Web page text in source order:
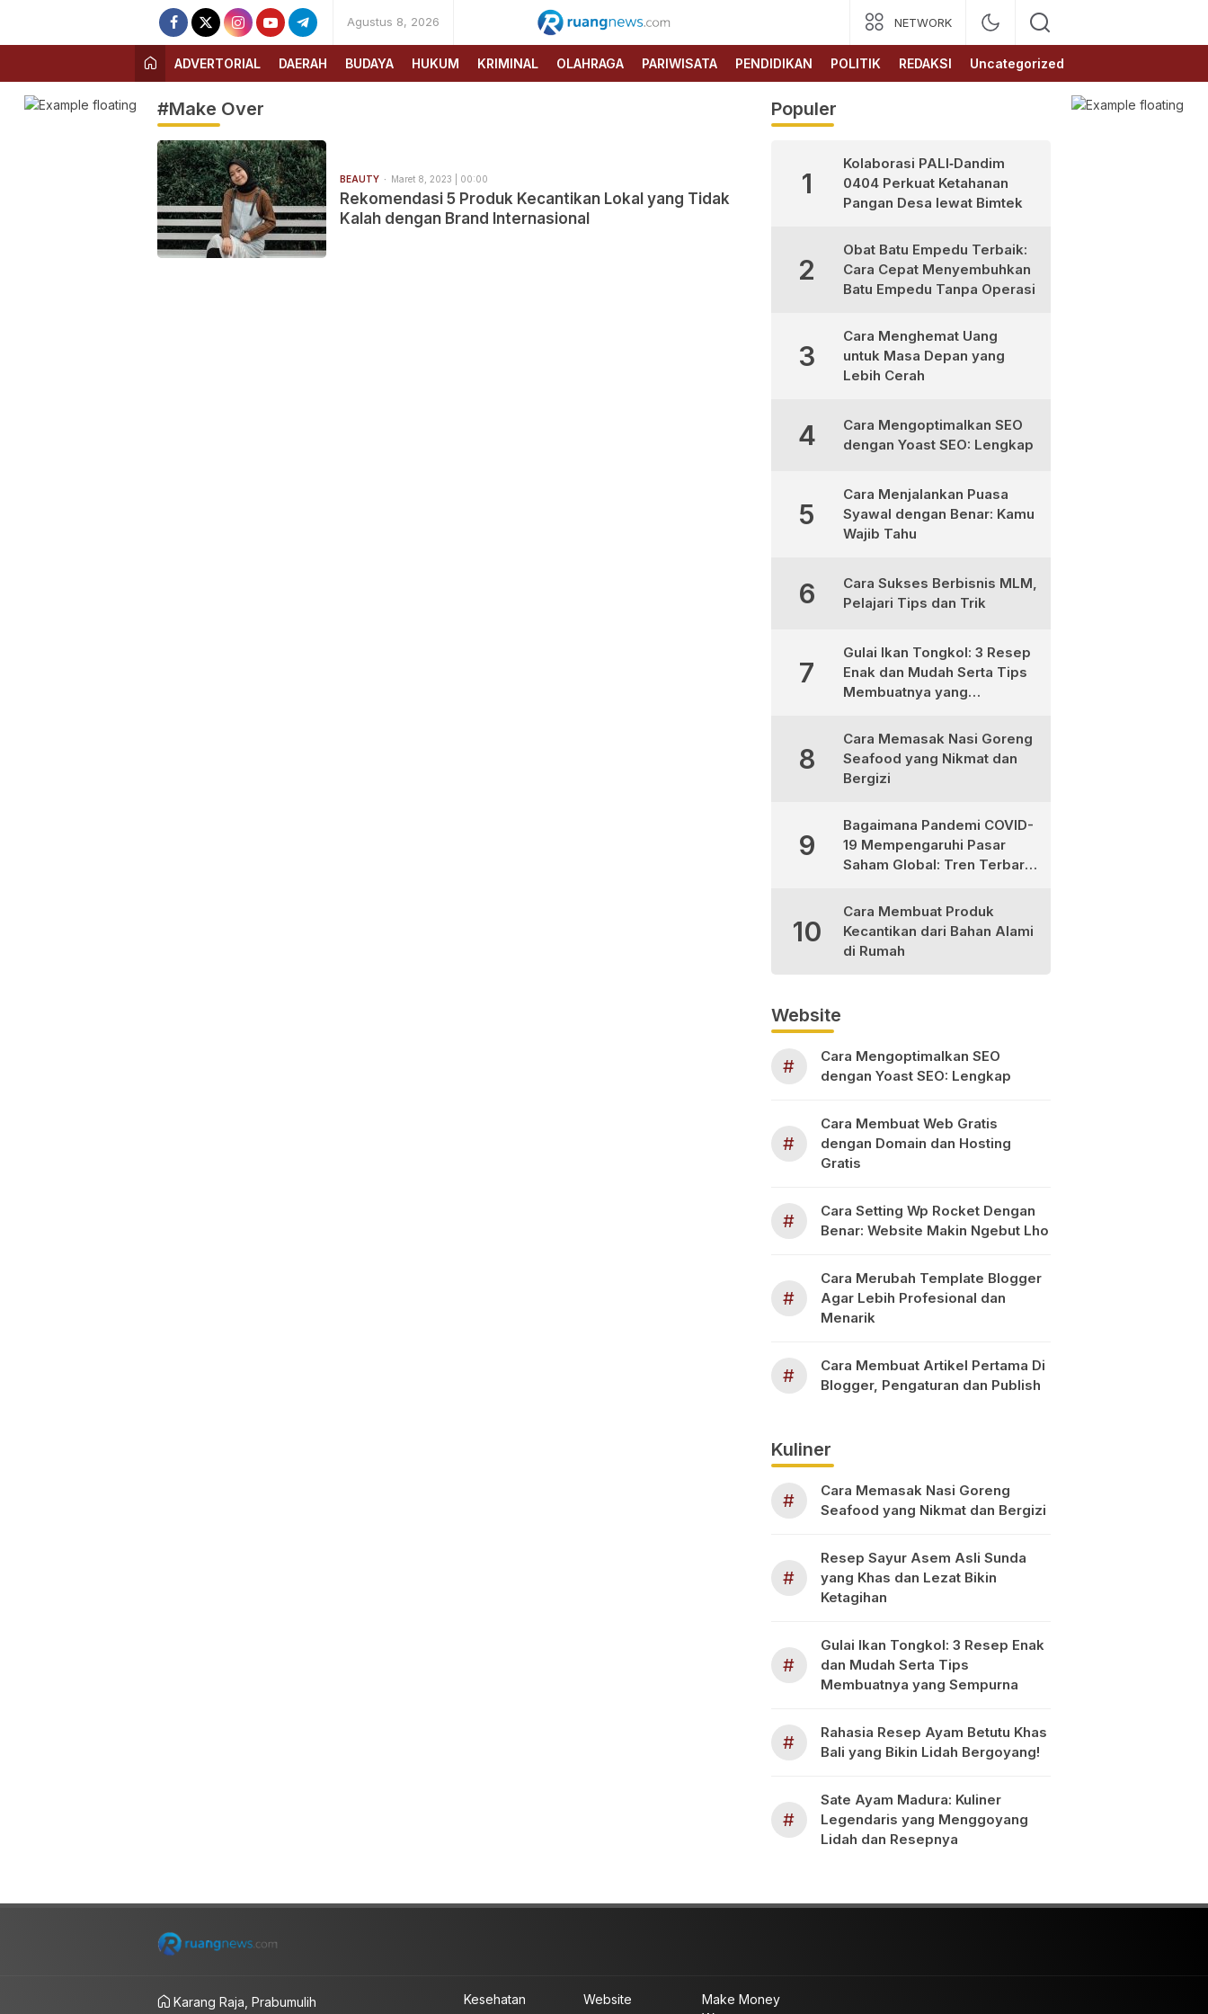
Agustus 8, 2026
RUANG
NEWS
NETWORK
ADVERTORIAL DAERAH BUDAYA HUKUM KRIMINAL OLAHRAGA PARIWISATA PENDIDIKAN POLITIK REDAKSI Uncategorized
#Make Over
BEAUTY Maret 8, 2023 | 00:00
Rekomendasi 5 Produk Kecantikan Lokal yang Tidak
Kalah dengan Brand Internasional
Populer
1
Kolaborasi PALI‑Dandim
0404 Perkuat Ketahanan
Pangan Desa lewat Bimtek
2
Obat Batu Empedu Terbaik:
Cara Cepat Menyembuhkan
Batu Empedu Tanpa Operasi
3
Cara Menghemat Uang
untuk Masa Depan yang
Lebih Cerah
4
Cara Mengoptimalkan SEO
dengan Yoast SEO: Lengkap
5
Cara Menjalankan Puasa
Syawal dengan Benar: Kamu
Wajib Tahu
6
Cara Sukses Berbisnis MLM,
Pelajari Tips dan Trik
7
Gulai Ikan Tongkol: 3 Resep
Enak dan Mudah Serta Tips
Membuatnya yang
8
Cara Memasak Nasi Goreng
Seafood yang Nikmat dan
Bergizi
9
Bagaimana Pandemi COVID-
19 Mempengaruhi Pasar
Saham Global: Tren Terbaru
10
Cara Membuat Produk
Kecantikan dari Bahan Alami
di Rumah
Website
#
Cara Mengoptimalkan SEO
dengan Yoast SEO: Lengkap
#
Cara Membuat Web Gratis
dengan Domain dan Hosting
Gratis
#
Cara Setting Wp Rocket Dengan
Benar: Website Makin Ngebut Lho
#
Cara Merubah Template Blogger
Agar Lebih Profesional dan
Menarik
#
Cara Membuat Artikel Pertama Di
Blogger, Pengaturan dan Publish
Kuliner
#
Cara Memasak Nasi Goreng
Seafood yang Nikmat dan Bergizi
#
Resep Sayur Asem Asli Sunda
yang Khas dan Lezat Bikin
Ketagihan
#
Gulai Ikan Tongkol: 3 Resep Enak
dan Mudah Serta Tips
Membuatnya yang Sempurna
#
Rahasia Resep Ayam Betutu Khas
Bali yang Bikin Lidah Bergoyang!
#
Sate Ayam Madura: Kuliner
Legendaris yang Menggoyang
Lidah dan Resepnya
Karang Raja, Prabumulih Kesehatan Website
Make Money